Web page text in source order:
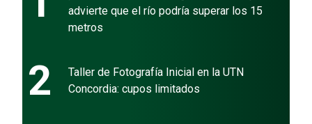
advierte que el río podría superar los 15
metros
2
Taller de Fotografía Inicial en la UTN
Concordia: cupos limitados